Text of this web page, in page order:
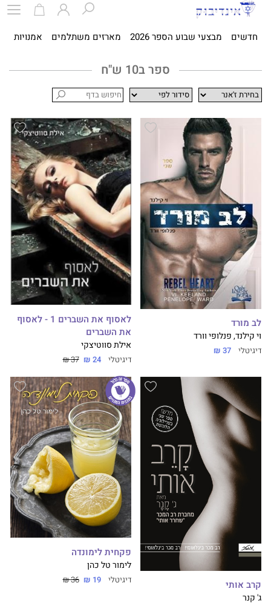
חדשים מבצעי שבוע הספר 2026 מארזים משתלמים אמנויות
ספר ב10 ש"ח
לב מורד
וי קילנד, פנלופי וורד
דיגיטלי 37 ₪
לאסוף את השברים 1 - לאסוף
את השברים
אילת סווטיצקי
דיגיטלי 24 ₪
37 ₪
קרב אותי
ג' קנר
פקחית לימונדה
לימור טל כהן
דיגיטלי 19 ₪
36 ₪